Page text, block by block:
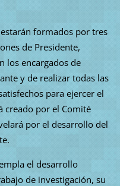
formados por tres
de Presidente,
los encargados de
y de realizar todas las
para ejercer el
creado por el Comité
por el desarrollo del
el desarrollo
de investigación, su